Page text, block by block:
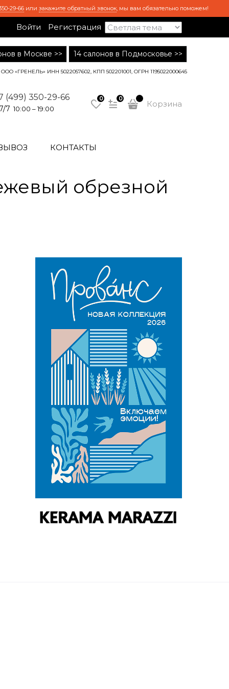
29-66 или закажите обратный звонок, мы вам обязательно поможем!
Войти Регистрация
в Москве >> 14 салонов в Подмосковье >>
ООО «ГРЕНЕЛЬ» ИНН 5022057602, КПП 502201001, ОГРН 1195022000645
(499) 350-29-66
7 10:00 – 19:00
0 0
Корзина
КОНТАКТЫ
обрезной